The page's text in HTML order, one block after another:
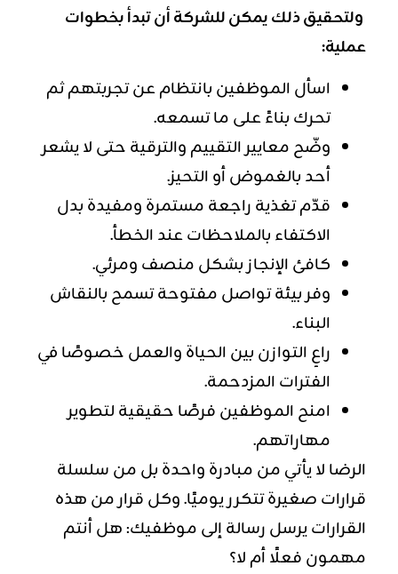
ولتحقيق ذلك يمكن للشركة أن تبدأ بخطوات
عملية:
اسأل الموظفين بانتظام عن تجربتهم ثم
تحرك بناءً على ما تسمعه.
وضّح معايير التقييم والترقية حتى لا يشعر
أحد بالغموض أو التحيز.
قدّم تغذية راجعة مستمرة ومفيدة بدل
الاكتفاء بالملاحظات عند الخطأ.
كافئ الإنجاز بشكل منصف ومرئي.
وفر بيئة تواصل مفتوحة تسمح بالنقاش
البناء.
راعِ التوازن بين الحياة والعمل خصوصًا في
الفترات المزدحمة.
امنح الموظفين فرصًا حقيقية لتطوير
مهاراتهم.
الرضا لا يأتي من مبادرة واحدة بل من سلسلة
قرارات صغيرة تتكرر يوميًا. وكل قرار من هذه
القرارات يرسل رسالة إلى موظفيك: هل أنتم
مهمون فعلًا أم لا؟